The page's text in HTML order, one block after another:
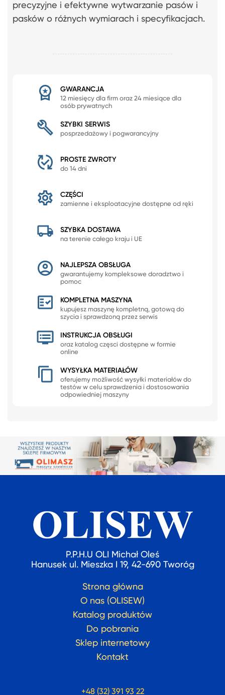
precyzyjne i efektywne wytwarzanie pasów i
pasków o różnych wymiarach i specyfikacjach.
GWARANCJA
12 miesięcy dla firm oraz 24 miesiące dla
osób prywatnych
SZYBKI SERWIS
posprzedażowy i pogwarancyjny
PROSTE ZWROTY
do 14 dni
CZĘŚCI
zamienne i eksploatacyjne dostępne od ręki
SZYBKA DOSTAWA
na terenie całego kraju i UE
NAJLEPSZA OBSŁUGA
gwarantujemy kompleksowe doradztwo i
pomoc
KOMPLETNA MASZYNA
kupujesz maszynę kompletną, gotową do
szycia i sprawdzoną przez serwis
INSTRUKCJA OBSŁUGI
oraz katalog częsci dostępne w formie
online
WYSYŁKA MATERIAŁÓW
oferujemy możliwość wysyłki materiałów do
testów w celu sprawdzenia i dostosowania
odpowiedniej maszyny
P.P.H.U OLI Michał Oleś
Hanusek ul. Mieszka I 19, 42-690 Tworóg
Strona główna
O nas (OLISEW)
Katalog produktów
Do pobrania
Sklep internetowy
Kontakt
+48 (32) 391 93 22